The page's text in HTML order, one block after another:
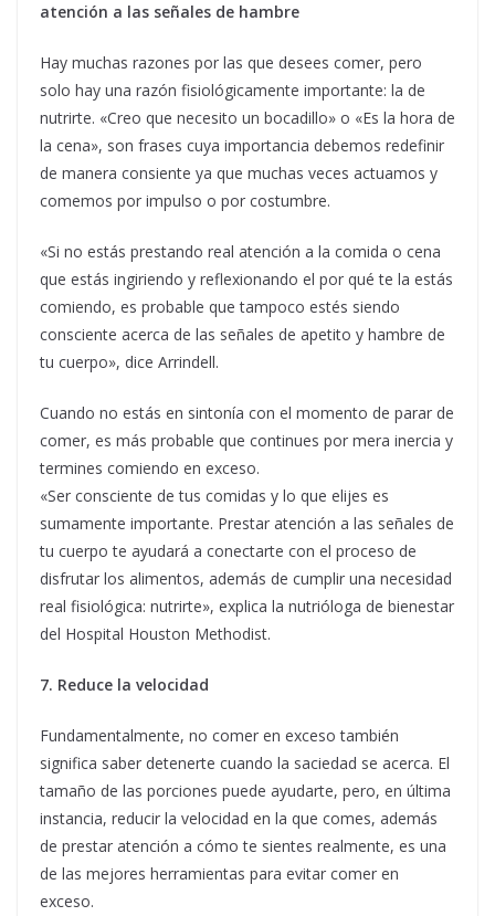
atención a las señales de hambre
Hay muchas razones por las que desees comer, pero
solo hay una razón fisiológicamente importante: la de
nutrirte. «Creo que necesito un bocadillo» o «Es la hora de
la cena», son frases cuya importancia debemos redefinir
de manera consiente ya que muchas veces actuamos y
comemos por impulso o por costumbre.
«Si no estás prestando real atención a la comida o cena
que estás ingiriendo y reflexionando el por qué te la estás
comiendo, es probable que tampoco estés siendo
consciente acerca de las señales de apetito y hambre de
tu cuerpo», dice Arrindell.
Cuando no estás en sintonía con el momento de parar de
comer, es más probable que continues por mera inercia y
termines comiendo en exceso.
«Ser consciente de tus comidas y lo que elijes es
sumamente importante. Prestar atención a las señales de
tu cuerpo te ayudará a conectarte con el proceso de
disfrutar los alimentos, además de cumplir una necesidad
real fisiológica: nutrirte», explica la nutrióloga de bienestar
del Hospital Houston Methodist.
7. Reduce la velocidad
Fundamentalmente, no comer en exceso también
significa saber detenerte cuando la saciedad se acerca. El
tamaño de las porciones puede ayudarte, pero, en última
instancia, reducir la velocidad en la que comes, además
de prestar atención a cómo te sientes realmente, es una
de las mejores herramientas para evitar comer en
exceso.